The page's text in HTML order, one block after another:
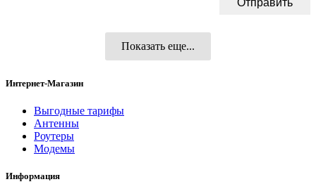
Показать еще...
Интернет-Магазин
Выгодные тарифы
Антенны
Роутеры
Модемы
Информация